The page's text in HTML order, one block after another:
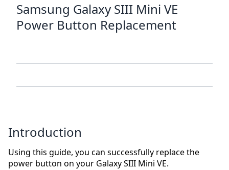
Samsung Galaxy SIII Mini VE
Power Button Replacement
Introduction
Using this guide, you can successfully replace the
power button on your Galaxy SIII Mini VE.